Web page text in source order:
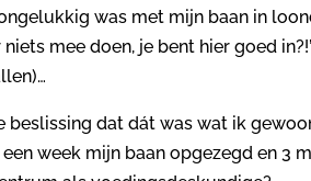
was met mijn baan in
mee doen, je bent hier goed
beslissing dat dát was wat ik
week mijn baan opgezegd en 3